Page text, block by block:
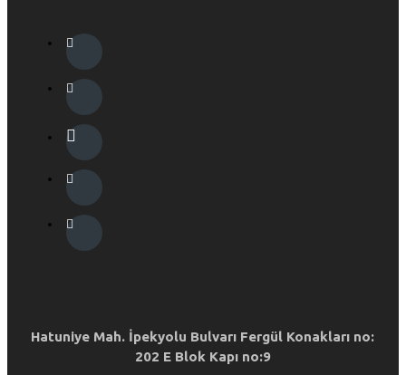
Hatuniye Mah. İpekyolu Bulvarı Fergül Konakları no:
202 E Blok Kapı no:9